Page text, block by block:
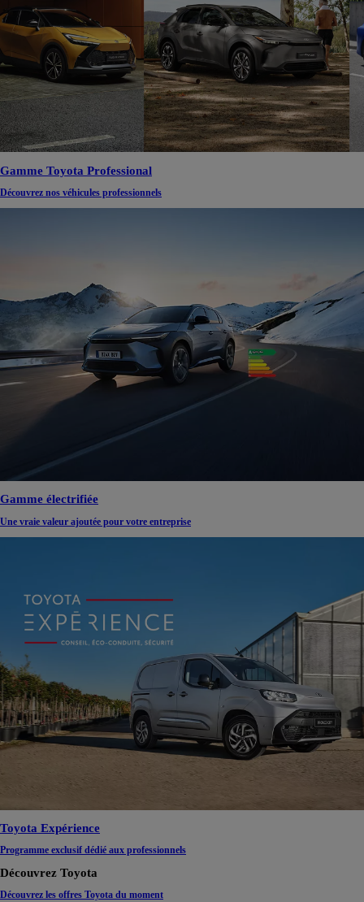
Gamme Toyota Professional
Découvrez nos véhicules professionnels
Gamme électrifiée
Une vraie valeur ajoutée pour votre entreprise
Toyota Expérience
Programme exclusif dédié aux professionnels
Découvrez Toyota
Découvrez les offres Toyota du moment